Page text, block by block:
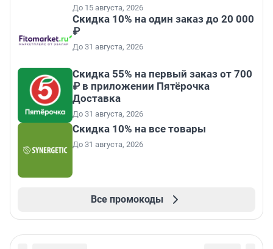
До 15 августа, 2026
Скидка 10% на один заказ до 20 000
₽
До 31 августа, 2026
Скидка 55% на первый заказ от 700
₽ в приложении Пятёрочка
Доставка
До 31 августа, 2026
Скидка 10% на все товары
До 31 августа, 2026
Все промокоды